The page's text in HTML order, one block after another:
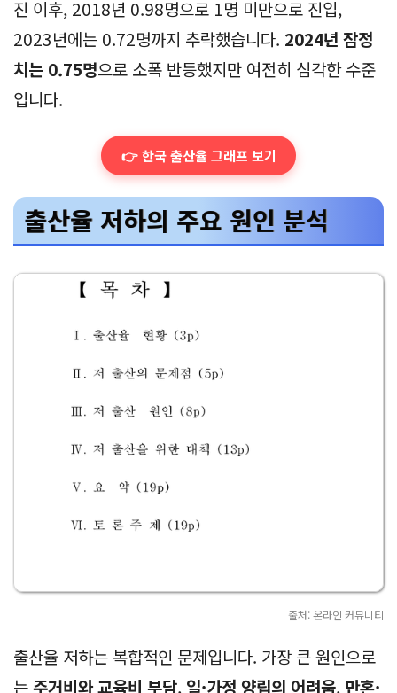
출처: 온라인 커뮤니티
한국의 합계출산율은
국가 중 압도적 최하위입니다. 1960년대 6.0명에서
1983년 2.06명으로 인구대체수준(2.1명) 아래로 떨어
진 이후, 2018년 0.98명으로 1명 미만으로 진입,
2023년에는 0.72명까지 추락했습니다.2024년 잠정
치는 0.75명으로 소폭 반등했지만 여전히 심각한 수준
입니다.
👉 한국 출산율 그래프 보기
출산율 저하의 주요 원인 분석